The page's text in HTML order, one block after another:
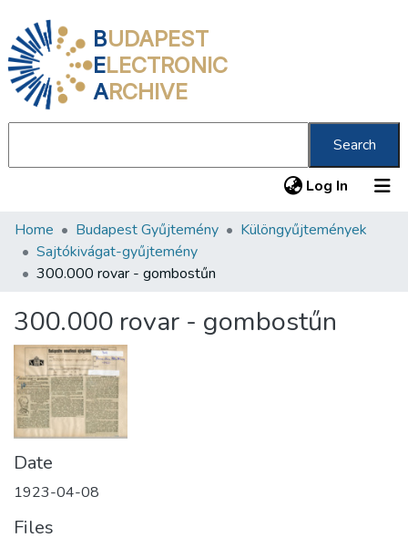
BUDAPEST
ELECTRONIC
ARCHIVE
Search
Log In (current)
Communities & Collections
All of DSpace
About us
Home Budapest Gyűjtemény
Különgyűjtemények
Sajtókivágat-gyűjtemény
300.000 rovar - gombostűn
300.000 rovar - gombostűn
Date
1923-04-08
Files